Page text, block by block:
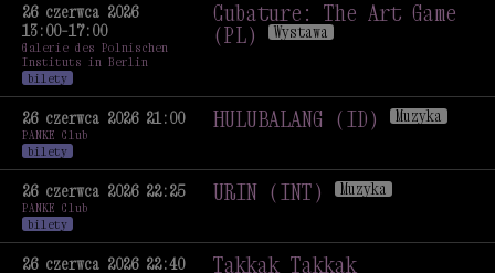
with Pedro Maia
(SCT/USA/PT)
26 czerwca 2026
13:00–17:00
Galerie des Polnischen
Instituts in Berlin
bilety
Cubature: The Art Game
(PL) Wystawa
26 czerwca 2026 21:00
PANKE Club
bilety
HULUBALANG (ID) Muzyka
26 czerwca 2026 22:25
PANKE Club
bilety
URIN (INT) Muzyka
26 czerwca 2026 22:40
Takkak Takkak